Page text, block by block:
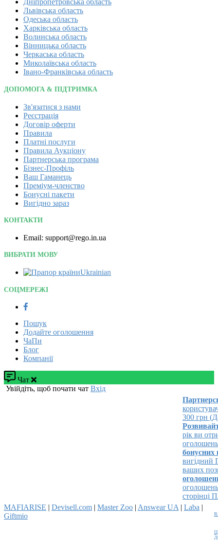
Дніпропетровська область
Львівська область
Одеська область
Харківська область
Волинська область
Вінницька область
Черкаська область
Миколаївська область
Івано-Франківська область
ДОПОМОГА & ПІДТРИМКА
Зв'язатися з нами
Реєстрація
Договір оферти
Правила
Платні послуги
Правила Аукціону
Партнерська програма
Бізнес-Профіль
Ваш Гаманець
Преміум-членство
Бонусні пакети
Вигідно зараз
КОНТАКТИ
Email: support@rego.in.ua
ВИБРАТИ МОВУ
Ukrainian‎
СОЦМЕРЕЖІ
Пошук
Додайте оголошення
ЧаПи
Блог
Компанії
Чат
Увійдіть, щоб почати чат Вхід
користувача!
300 грн
рік ви
оголошень
бонусних
вигідний
ваших
оголошень!
оголошень
сторінці
MAFIARISE | Devisell.com | Master Zoo | Answear UA | Laba |
Giftmio